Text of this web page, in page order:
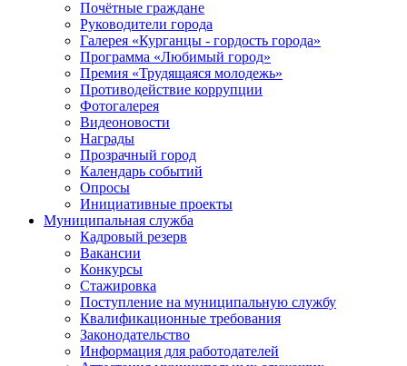
Почётные граждане
Руководители города
Галерея «Курганцы - гордость города»
Программа «Любимый город»
Премия «Трудящаяся молодежь»
Противодействие коррупции
Фотогалерея
Видеоновости
Награды
Прозрачный город
Календарь событий
Опросы
Инициативные проекты
Муниципальная служба
Кадровый резерв
Вакансии
Конкурсы
Стажировка
Поступление на муниципальную службу
Квалификационные требования
Законодательство
Информация для работодателей